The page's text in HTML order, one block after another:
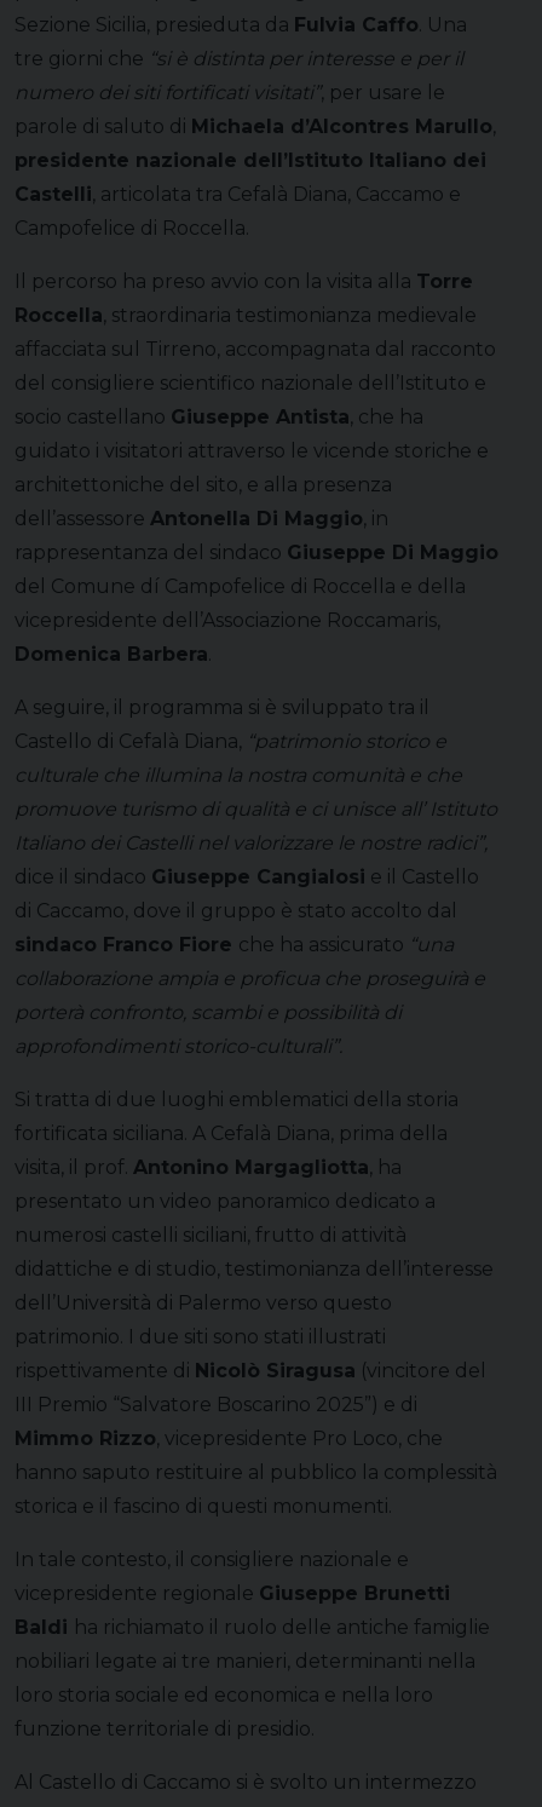
Sezione Sicilia, presieduta da Fulvia Caffo. Una
tre giorni che “si è distinta per interesse e per il
numero dei siti fortificati visitati”, per usare le
parole di saluto di Michaela d’Alcontres Marullo,
presidente nazionale dell’Istituto Italiano dei
Castelli, articolata tra Cefalà Diana, Caccamo e
Campofelice di Roccella.
Il percorso ha preso avvio con la visita alla Torre
Roccella, straordinaria testimonianza medievale
affacciata sul Tirreno, accompagnata dal racconto
del consigliere scientifico nazionale dell’Istituto e
socio castellano Giuseppe Antista, che ha
guidato i visitatori attraverso le vicende storiche e
architettoniche del sito, e alla presenza
dell’assessore Antonella Di Maggio, in
rappresentanza del sindaco Giuseppe Di Maggio
del Comune dí Campofelice di Roccella e della
vicepresidente dell’Associazione Roccamaris,
Domenica Barbera.
A seguire, il programma si è sviluppato tra il
Castello di Cefalà Diana, “patrimonio storico e
culturale che illumina la nostra comunità e che
promuove turismo di qualità e ci unisce all’ Istituto
Italiano dei Castelli nel valorizzare le nostre radici”,
dice il sindaco Giuseppe Cangialosi e il Castello
di Caccamo, dove il gruppo è stato accolto dal
sindaco Franco Fiore che ha assicurato “una
collaborazione ampia e proficua che proseguirà e
porterà confronto, scambi e possibilità di
approfondimenti storico-culturali”.
Si tratta di due luoghi emblematici della storia
fortificata siciliana. A Cefalà Diana, prima della
visita, il prof. Antonino Margagliotta, ha
presentato un video panoramico dedicato a
numerosi castelli siciliani, frutto di attività
didattiche e di studio, testimonianza dell’interesse
dell’Università di Palermo verso questo
patrimonio. I due siti sono stati illustrati
rispettivamente di Nicolò Siragusa (vincitore del
III Premio “Salvatore Boscarino 2025”) e di
Mimmo Rizzo, vicepresidente Pro Loco, che
hanno saputo restituire al pubblico la complessità
storica e il fascino di questi monumenti.
In tale contesto, il consigliere nazionale e
vicepresidente regionale Giuseppe Brunetti
Baldi ha richiamato il ruolo delle antiche famiglie
nobiliari legate ai tre manieri, determinanti nella
loro storia sociale ed economica e nella loro
funzione territoriale di presidio.
Al Castello di Caccamo si è svolto un intermezzo